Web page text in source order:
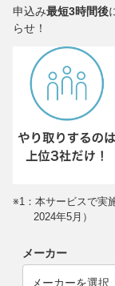
申込み最短3時間後
らせ！
※1：本サービスで実
2024年5月）
メーカー